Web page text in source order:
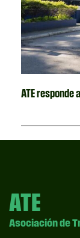
ATE responde
ATE
Asociación de